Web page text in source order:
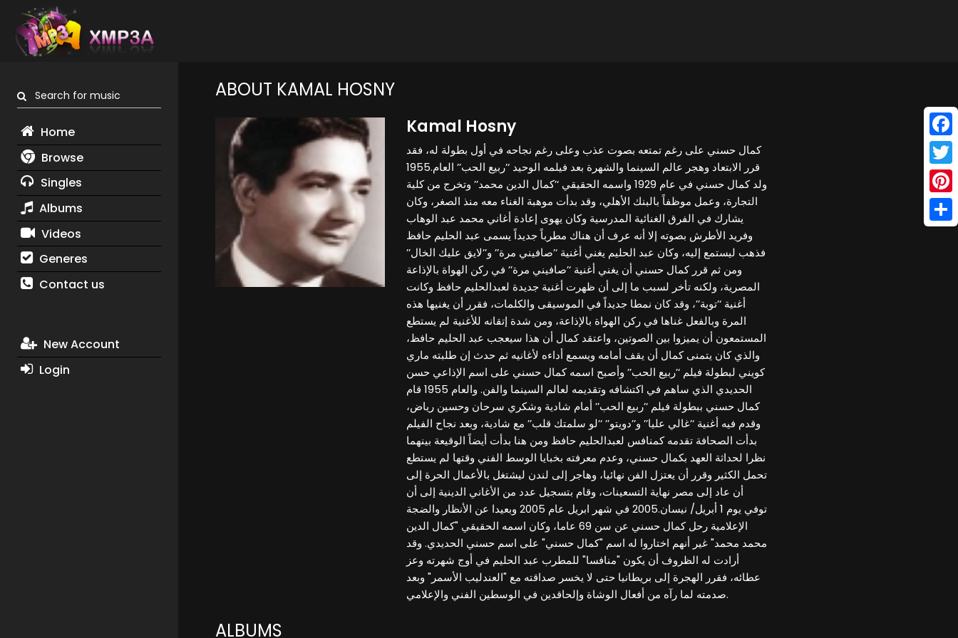
Search for music
Home
Browse
Singles
Albums
Videos
Generes
Contact us
New Account
Login
ABOUT KAMAL HOSNY
Kamal Hosny
كمال حسني على رغم تمتعه بصوت عذب وعلى رغم نجاحه في أول بطولة له، فقد
قرر الابتعاد وهجر عالم السينما والشهرة بعد فيلمه الوحيد ‘’ربيع الحب’’ العام.1955
ولد كمال حسني في عام 1929 واسمه الحقيقي ‘’كمال الدين محمد’’ وتخرج من كلية
التجارة، وعمل موظفاً بالبنك الأهلي، وقد بدأت موهبة الغناء معه منذ الصغر، وكان
يشارك في الفرق الغنائية المدرسية وكان يهوى إعادة أغاني محمد عبد الوهاب
وفريد الأطرش بصوته إلا أنه عرف أن هناك مطرباً جديداً يسمى عبد الحليم حافظ
فذهب ليستمع إليه، وكان عبد الحليم يغني أغنية ‘’صافيني مرة’’ و’’لايق عليك الخال’’
ومن ثم قرر كمال حسني أن يغني أغنية ‘’صافيني مرة’’ في ركن الهواة بالإذاعة
المصرية، ولكنه تأخر لسبب ما إلى أن ظهرت أغنية جديدة لعبدالحليم حافظ وكانت
أغنية ‘’توبة’’، وقد كان نمطا جديداً في الموسيقى والكلمات، فقرر أن يغنيها هذه
المرة وبالفعل غناها في ركن الهواة بالإذاعة، ومن شدة إتقانه للأغنية لم يستطع
المستمعون أن يميزوا بين الصوتين، واعتقد كمال أن هذا سيعجب عبد الحليم حافظ،
والذي كان يتمنى كمال أن يقف أمامه ويسمع أداءه لأغانيه ثم حدث إن طلبته ماري
كويني لبطولة فيلم ‘’ربيع الحب’’ وأصبح اسمه كمال حسني على اسم الإذاعي حسن
الحديدي الذي ساهم في اكتشافه وتقديمه لعالم السينما والفن. والعام 1955 قام
كمال حسني ببطولة فيلم ‘’ربيع الحب’’ أمام شادية وشكري سرحان وحسين رياض،
وقدم فيه أغنية ‘’غالي عليا’’ و’’دويتو’’ ‘’لو سلمتك قلب’’ مع شادية، وبعد نجاح الفيلم
بدأت الصحافة تقدمه كمنافس لعبدالحليم حافظ ومن هنا بدأت أيضاً الوقيعة بينهما
نظرا لحداثة العهد بكمال حسني، وعدم معرفته بخبايا الوسط الفني وقتها لم يستطع
تحمل الكثير وقرر أن يعتزل الفن نهائيا، وهاجر إلى لندن ليشتغل بالأعمال الحرة إلى
أن عاد إلى مصر نهاية التسعينات، وقام بتسجيل عدد من الأغاني الدينية إلى أن
توفي يوم 1 أبريل/ نيسان.2005 في شهر ابريل عام 2005 وبعيدا عن الأنظار والضجة
الإعلامية رحل كمال حسني عن سن 69 عاما، وكان اسمه الحقيقي "كمال الدين
محمد محمد" غير أنهم اختاروا له اسم "كمال حسني" على اسم حسني الحديدي. وقد
أرادت له الظروف أن يكون "منافسا" للمطرب عبد الحليم في أوج شهرته وعز
عطائه، فقرر الهجرة إلى بريطانيا حتى لا يخسر صداقته مع "العندليب الأسمر" وبعد
صدمته لما رآه من أفعال الوشاة وإلحاقدين في الوسطين الفني والإعلامي.
ALBUMS